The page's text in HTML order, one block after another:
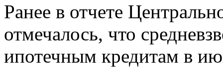
Ранее в отчете
отмечалось, что
ипотечным кредитам в